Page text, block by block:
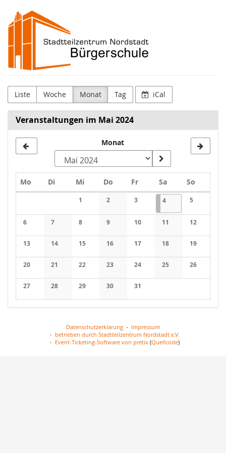
Zum
Haupt-
Inhalt
Stadtteilzentrum
Nordstadt
|
Bürgerschule
Liste Woche Monat Tag iCal
Veranstaltungen im Mai 2024
zur
Anzeige
auswählen
Monat
Mo Montag
DiDienstag
MiMittwoch
Do Donnerstag
FrFreitagSaSamstag
So
1 2 3 404.05.2024
(1 Veranstaltung)
5
6 7 8 9 10 11 12
13 14 15 16 17 18 19
20 21 22 23 24 25 26
27 28 29 30 31
Datenschutzerklärung
Impressum
betrieben durch Stadtteilzentrum Nordstadt e.V.
Event-Ticketing-Software von pretix(Quellcode)